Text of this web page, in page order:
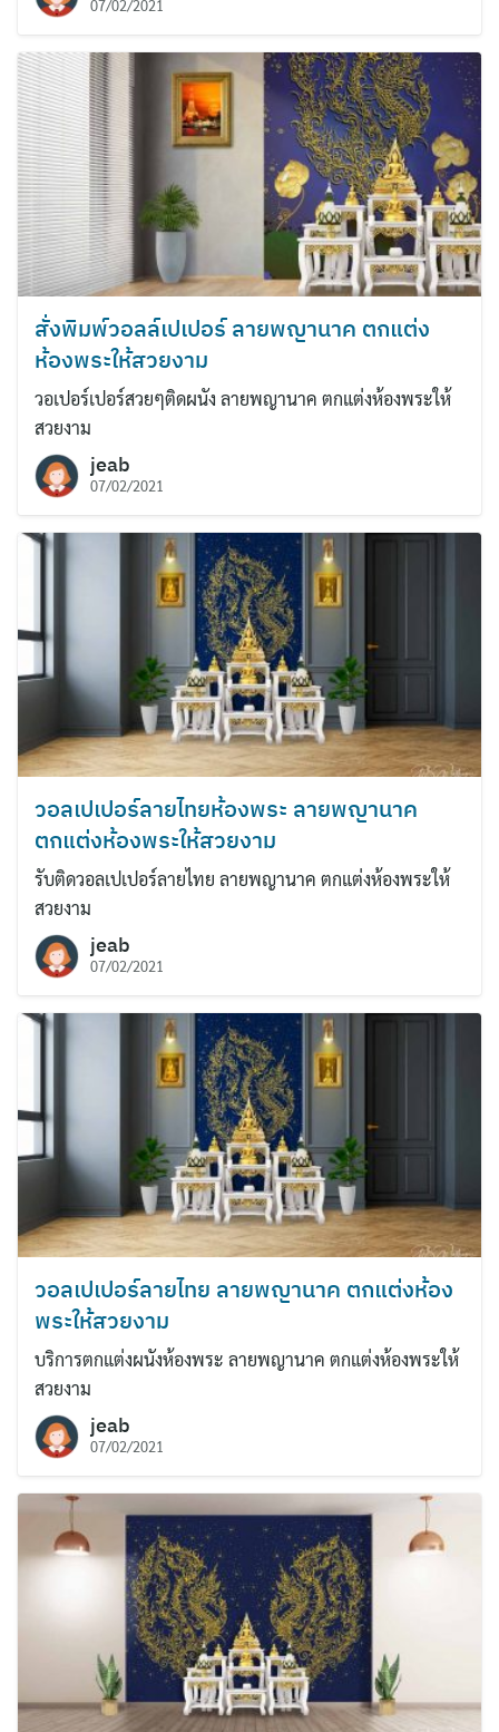
Search
for:
07/02/2021
สั่งพิมพ์วอลล์เปเปอร์ ลายพญานาค ตกแต่ง
ห้องพระให้สวยงาม
วอเปอร์เปอร์สวยๆติดผนัง ลายพญานาค ตกแต่งห้องพระให้
สวยงาม
jeab
07/02/2021
วอลเปเปอร์ลายไทยห้องพระ ลายพญานาค
ตกแต่งห้องพระให้สวยงาม
รับติดวอลเปเปอร์ลายไทย ลายพญานาค ตกแต่งห้องพระให้
สวยงาม
jeab
07/02/2021
วอลเปเปอร์ลายไทย ลายพญานาค ตกแต่งห้อง
พระให้สวยงาม
บริการตกแต่งผนังห้องพระ ลายพญานาค ตกแต่งห้องพระให้
สวยงาม
jeab
07/02/2021